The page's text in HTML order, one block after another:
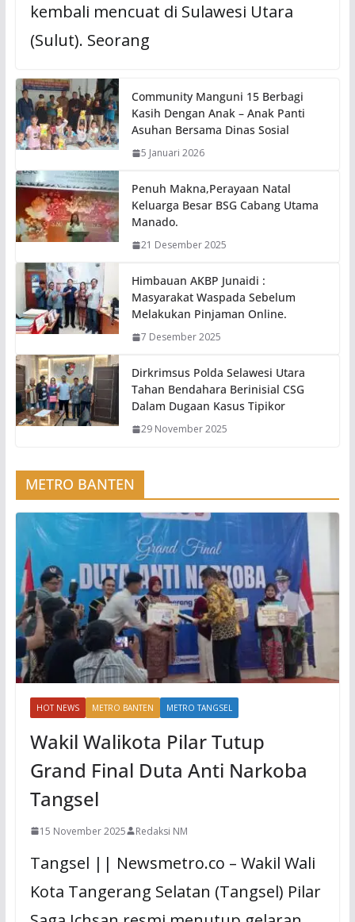
kembali mencuat di Sulawesi Utara
(Sulut). Seorang
Community Manguni 15 Berbagi
Kasih Dengan Anak – Anak Panti
Asuhan Bersama Dinas Sosial
5 Januari 2026
Penuh Makna,Perayaan Natal
Keluarga Besar BSG Cabang Utama
Manado.
21 Desember 2025
Himbauan AKBP Junaidi :
Masyarakat Waspada Sebelum
Melakukan Pinjaman Online.
7 Desember 2025
Dirkrimsus Polda Selawesi Utara
Tahan Bendahara Berinisial CSG
Dalam Dugaan Kasus Tipikor
29 November 2025
METRO BANTEN
HOT NEWS METRO BANTEN METRO TANGSEL
Wakil Walikota Pilar Tutup
Grand Final Duta Anti Narkoba
Tangsel
15 November 2025 Redaksi NM
Tangsel || Newsmetro.co – Wakil Wali
Kota Tangerang Selatan (Tangsel) Pilar